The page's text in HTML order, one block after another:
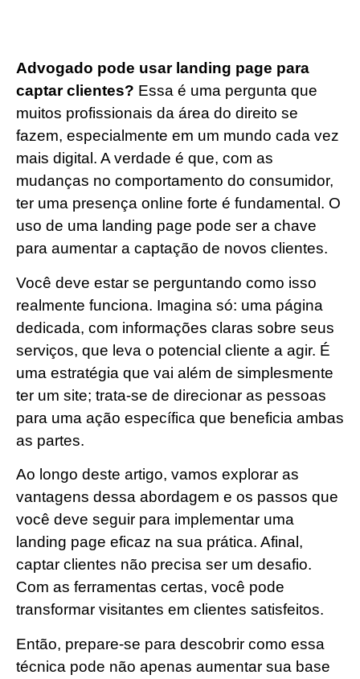
Advogado pode usar landing page para
captar clientes? Essa é uma pergunta que
muitos profissionais da área do direito se
fazem, especialmente em um mundo cada vez
mais digital. A verdade é que, com as
mudanças no comportamento do consumidor,
ter uma presença online forte é fundamental. O
uso de uma landing page pode ser a chave
para aumentar a captação de novos clientes.
Você deve estar se perguntando como isso
realmente funciona. Imagina só: uma página
dedicada, com informações claras sobre seus
serviços, que leva o potencial cliente a agir. É
uma estratégia que vai além de simplesmente
ter um site; trata-se de direcionar as pessoas
para uma ação específica que beneficia ambas
as partes.
Ao longo deste artigo, vamos explorar as
vantagens dessa abordagem e os passos que
você deve seguir para implementar uma
landing page eficaz na sua prática. Afinal,
captar clientes não precisa ser um desafio.
Com as ferramentas certas, você pode
transformar visitantes em clientes satisfeitos.
Então, prepare-se para descobrir como essa
técnica pode não apenas aumentar sua base